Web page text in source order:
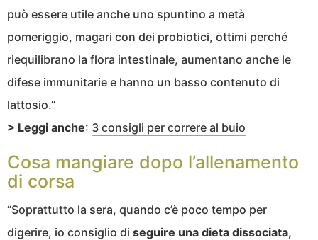
può essere utile anche uno spuntino a metà
pomeriggio, magari con dei probiotici, ottimi perché
riequilibrano la flora intestinale, aumentano anche le
difese immunitarie e hanno un basso contenuto di
lattosio.”
> Leggi anche: 3 consigli per correre al buio
Cosa mangiare dopo l’allenamento
di corsa
“Soprattutto la sera, quando c’è poco tempo per
digerire, io consiglio di seguire una dieta dissociata,